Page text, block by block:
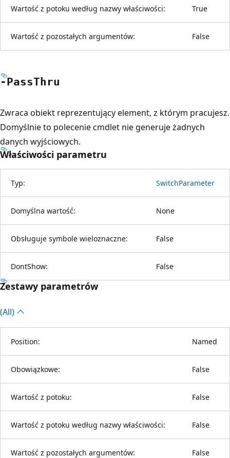
Wartość z potoku według nazwy właściwości: True
Wartość z pozostałych argumentów: False
-PassThru
Zwraca obiekt reprezentujący element, z którym pracujesz.
Domyślnie to polecenie cmdlet nie generuje żadnych
danych wyjściowych.
Właściwości parametru
Typ: SwitchParameter
Domyślna wartość: None
Obsługuje symbole wieloznaczne: False
DontShow: False
Zestawy parametrów
(All)
Position: Named
Obowiązkowe: False
Wartość z potoku: False
Wartość z potoku według nazwy właściwości: False
Wartość z pozostałych argumentów: False